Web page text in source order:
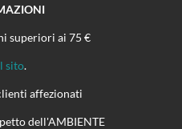
superiori ai 75 €
sito.
affezionati
dell'AMBIENTE